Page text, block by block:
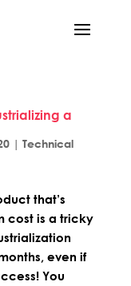
a
| Technical
that’s
cost is a tricky
even if
You